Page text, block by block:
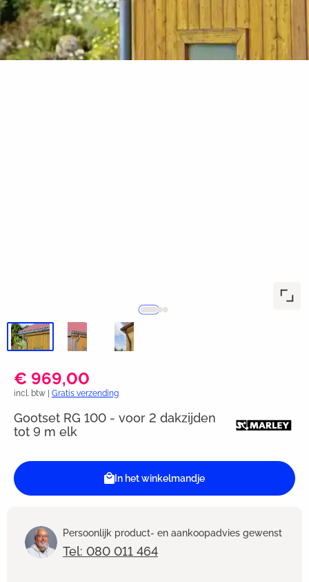
€ 969,00
incl. btw | Gratis verzending
Gootset RG 100 - voor 2 dakzijden
tot 9 m elk
In het winkelmandje
Persoonlijk product- en aankoopadvies gewenst
Tel: 080 011 464